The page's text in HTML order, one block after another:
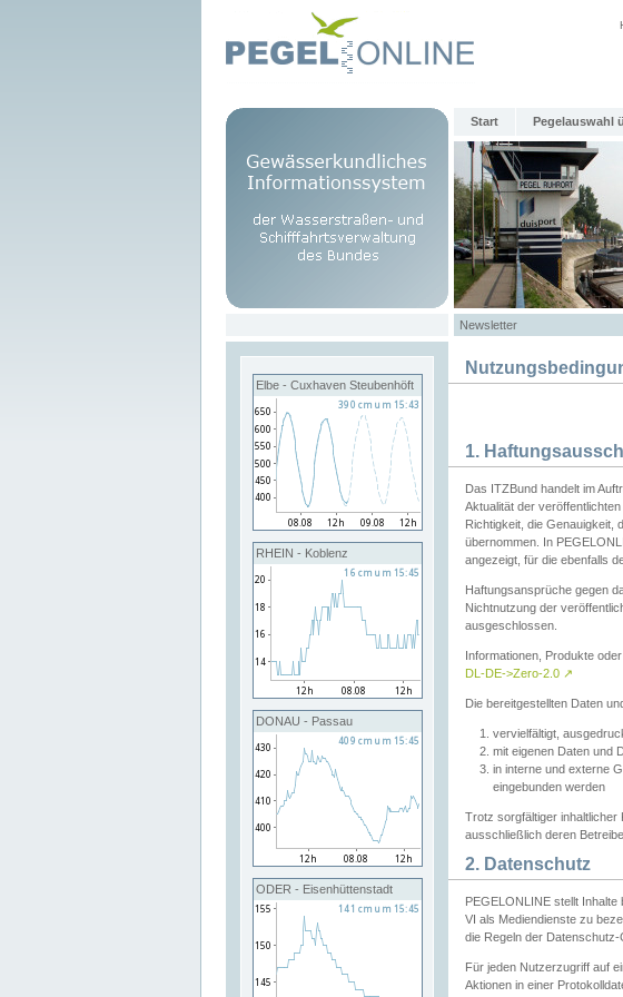
Start Pegelauswahl
Newsletter
Elbe - Cuxhaven Steubenhöft
RHEIN - Koblenz
DONAU - Passau
ODER - Eisenhüttenstadt
1.
Das ITZBund handelt im
Aktualität der
Richtigkeit, die Genauigkeit,
übernommen. In
angezeigt, für die ebenfalls
Haftungsansprüche gegen
Nichtnutzung der
ausgeschlossen.
Informationen, Produkte
DL-DE->Zero-2.0 ↗
Die bereitgestellten Daten
vervielfältigt,
mit eigenen Daten und
in interne und externe
eingebunden werden
Trotz sorgfältiger inhaltlicher
ausschließlich deren
2. Datenschutz
PEGELONLINE stellt
VI als Mediendienste zu
die Regeln der
Für jeden Nutzerzugriff auf
Aktionen in einer